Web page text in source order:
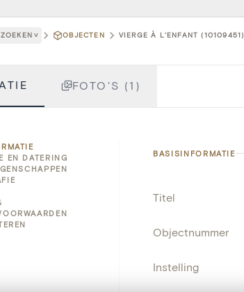
ZOEKEN ˅ OBJECTEN VIERGE À L'ENFANT (10109451)
FOTO'S (1)
EN DATERING
BASISINFORMATIE
Titel
Objectnummer
Instelling